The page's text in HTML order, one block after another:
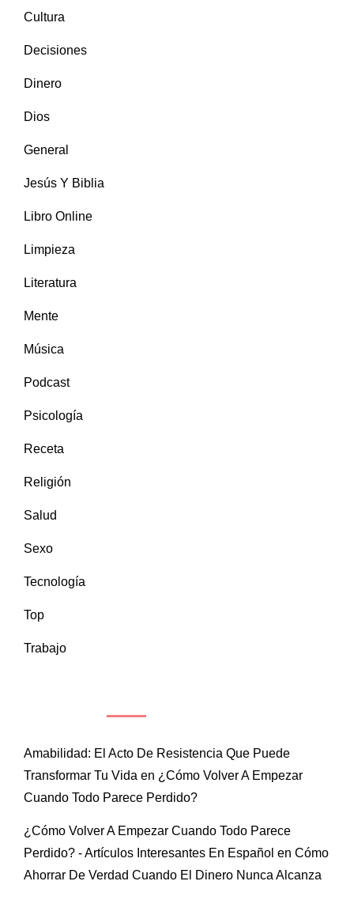
Cultura
Decisiones
Dinero
Dios
General
Jesús Y Biblia
Libro Online
Limpieza
Literatura
Mente
Música
Podcast
Psicología
Receta
Religión
Salud
Sexo
Tecnología
Top
Trabajo
Amabilidad: El Acto De Resistencia Que Puede
Transformar Tu Vida en ¿Cómo Volver A Empezar
Cuando Todo Parece Perdido?
¿Cómo Volver A Empezar Cuando Todo Parece
Perdido? - Artículos Interesantes En Español en Cómo
Ahorrar De Verdad Cuando El Dinero Nunca Alcanza